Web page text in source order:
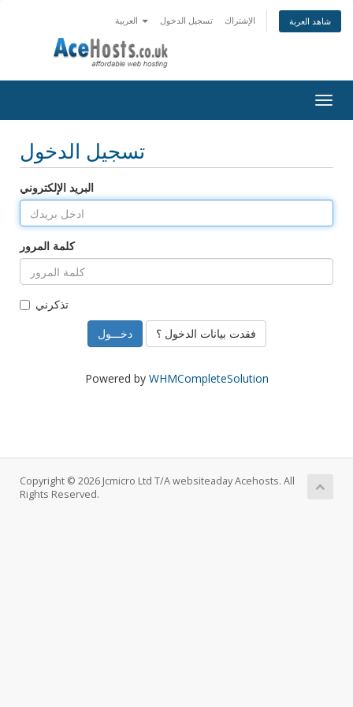
تسجيل الدخول الإشتراك شاهد العربة
تسجيل الدخول
البريد الإلكتروني
كلمة المرور
تذكرني
فقدت بيانات الدخول ؟
Powered by WHMCompleteSolution
Copyright © 2026 Jcmicro Ltd T/A websiteaday Acehosts. All
Rights Reserved.